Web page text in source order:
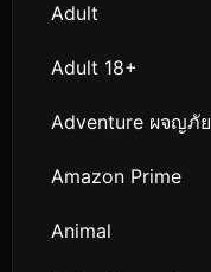
Adult
Adult 18+
Adventure ผจญภัย
Amazon Prime
Animal